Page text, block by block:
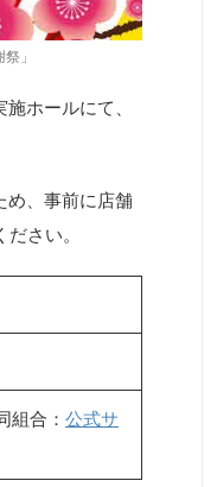
」
ホールにて、
め、事前に店舗
さい。
組合： 公式サ